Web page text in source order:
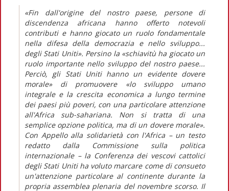
«Fin dall'origine del nostro paese, persone di
discendenza africana hanno offerto notevoli
contributi e hanno giocato un ruolo fondamentale
nella difesa della democrazia e nello sviluppo...
degli Stati Uniti». Persino la «schiavitù ha giocato un
ruolo importante nello sviluppo del nostro paese...
Perciò, gli Stati Uniti hanno un evidente dovere
morale» di promuovere «lo sviluppo umano
integrale e la crescita economica a lungo termine
dei paesi più poveri, con una particolare attenzione
all'Africa sub-sahariana. Non si tratta di una
semplice opzione politica, ma di un dovere morale».
Con Appello alla solidarietà con l'Africa – un testo
redatto dalla Commissione sulla politica
internazionale – la Conferenza dei vescovi cattolici
degli Stati Uniti ha voluto marcare come di consueto
un'attenzione particolare al continente durante la
propria assemblea plenaria del novembre scorso. Il